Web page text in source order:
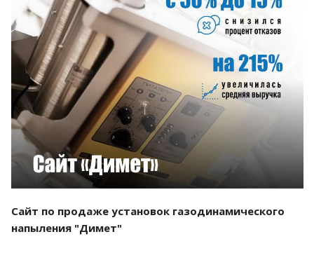
Смотреть проект
Сайт по продаже установок газодинамического
напыления "Димет"